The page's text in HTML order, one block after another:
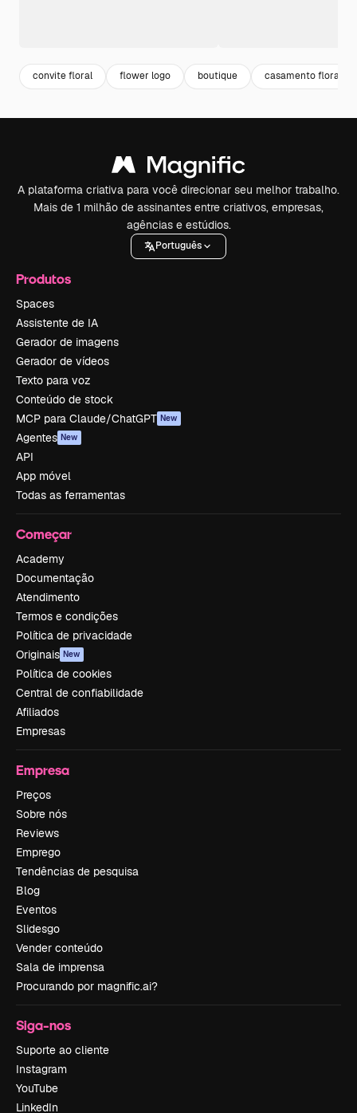
convite floral flower logo boutique casamento floral
A plataforma criativa para você direcionar seu melhor trabalho.
Mais de 1 milhão de assinantes entre criativos, empresas,
agências e estúdios.
Português
Produtos
Spaces
Assistente de IA
Gerador de imagens
Gerador de vídeos
Texto para voz
Conteúdo de stock
MCP para Claude/ChatGPT New
Agentes New
API
App móvel
Todas as ferramentas
Começar
Academy
Documentação
Atendimento
Termos e condições
Política de privacidade
Originais New
Política de cookies
Central de confiabilidade
Afiliados
Empresas
Empresa
Preços
Sobre nós
Reviews
Emprego
Tendências de pesquisa
Blog
Eventos
Slidesgo
Vender conteúdo
Sala de imprensa
Procurando por magnific.ai?
Siga-nos
Suporte ao cliente
Instagram
YouTube
LinkedIn